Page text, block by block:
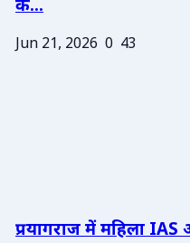
के...
Jun 21, 2026 0 43
प्रयागराज में महिला